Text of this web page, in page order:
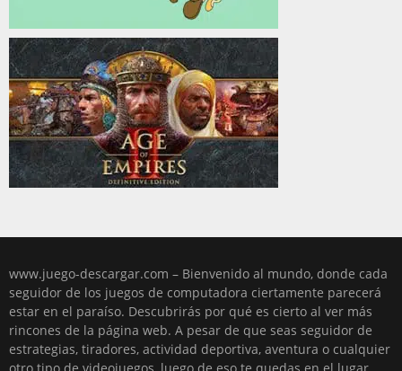
www.juego-descargar.com – Bienvenido al mundo, donde cada
seguidor de los juegos de computadora ciertamente parecerá
estar en el paraíso. Descubrirás por qué es cierto al ver más
rincones de la página web. A pesar de que seas seguidor de
estrategias, tiradores, actividad deportiva, aventura o cualquier